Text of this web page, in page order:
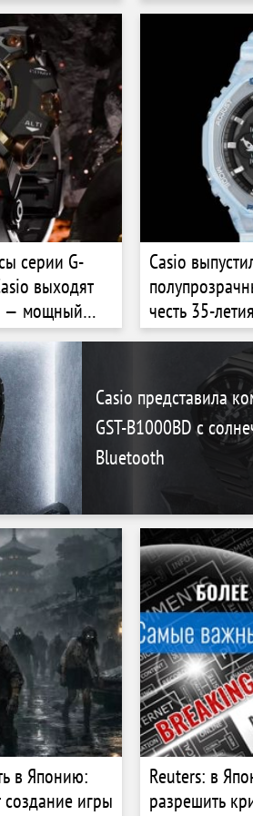
серии G-
выходят
— мощный
и
Casio
честь 35-
организации
Casio представила
GST-B1000BD с
Bluetooth
в Японию:
игры
Reuters: в
разрешить